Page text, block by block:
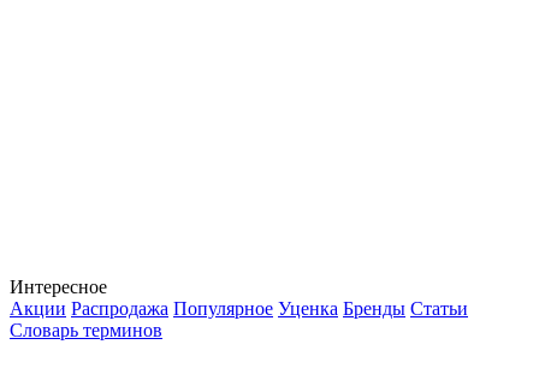
Интересное
Акции Распродажа Популярное Уценка Бренды Статьи
Словарь терминов